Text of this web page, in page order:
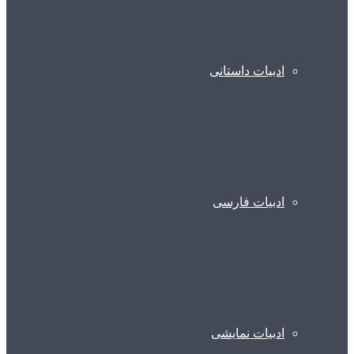
ادبیات داستانی
ادبیات فارسی
ادبیات نمایشی